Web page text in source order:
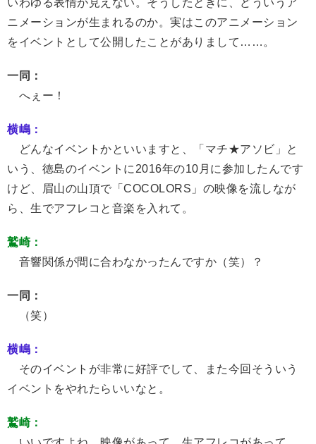
ニメーションが生まれるのか。実はこのアニメーション
をイベントとして公開したことがありまして……。
一同：
へぇー！
横嶋：
どんなイベントかといいますと、「マチ★アソビ」と
いう、徳島のイベントに2016年の10月に参加したんです
けど、眉山の山頂で「COCOLORS」の映像を流しなが
ら、生でアフレコと音楽を入れて。
鷲崎：
音響関係が間に合わなかったんですか（笑）？
一同：
（笑）
横嶋：
そのイベントが非常に好評でして、また今回そういう
イベントをやれたらいいなと。
鷲崎：